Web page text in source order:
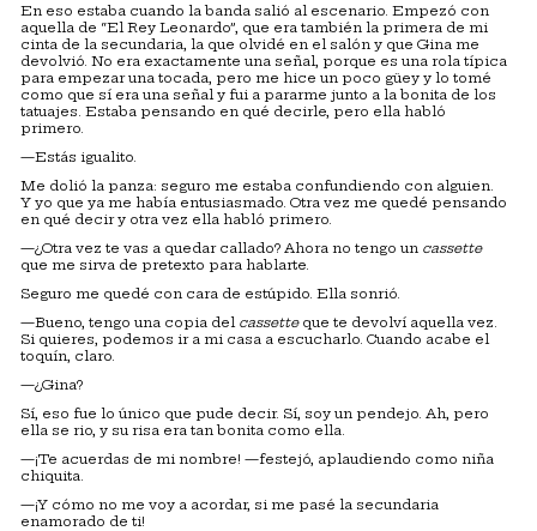
En eso estaba cuando la banda salió al escenario. Empezó con
aquella de “El Rey Leonardo”, que era también la primera de mi
cinta de la secundaria, la que olvidé en el salón y que Gina me
devolvió. No era exactamente una señal, porque es una rola típica
para empezar una tocada, pero me hice un poco güey y lo tomé
como que sí era una señal y fui a pararme junto a la bonita de los
tatuajes. Estaba pensando en qué decirle, pero ella habló
primero.
—Estás igualito.
Me dolió la panza: seguro me estaba confundiendo con alguien.
Y yo que ya me había entusiasmado. Otra vez me quedé pensando
en qué decir y otra vez ella habló primero.
—¿Otra vez te vas a quedar callado? Ahora no tengo un cassette
que me sirva de pretexto para hablarte.
Seguro me quedé con cara de estúpido. Ella sonrió.
—Bueno, tengo una copia del cassetteque te devolví aquella vez.
Si quieres, podemos ir a mi casa a escucharlo. Cuando acabe el
toquín, claro.
—¿Gina?
Sí, eso fue lo único que pude decir. Sí, soy un pendejo. Ah, pero
ella se rio, y su risa era tan bonita como ella.
—¡Te acuerdas de mi nombre! —festejó, aplaudiendo como niña
chiquita.
—¡Y cómo no me voy a acordar, si me pasé la secundaria
enamorado de ti!